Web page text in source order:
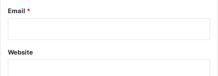
Email *
Website